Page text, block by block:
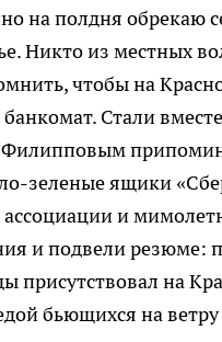
на полдня обрекаю
Никто из местных
чтобы на
Стали
зеленые ящики
ассоциации и
и подвели резюме:
присутствовал на
бьющихся на